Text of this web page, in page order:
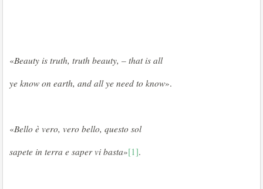
«Beauty is truth, truth beauty, – that is all
ye know on earth, and all ye need to know».
«Bello è vero, vero bello, questo sol
sapete in terra e saper vi basta»[1].